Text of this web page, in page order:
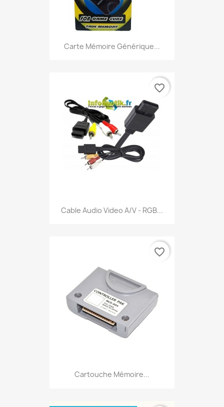
Carte Mémoire Générique...
Cable Audio Video A/V - RGB...
favorite_border
Cartouche Mémoire...
favorite_border